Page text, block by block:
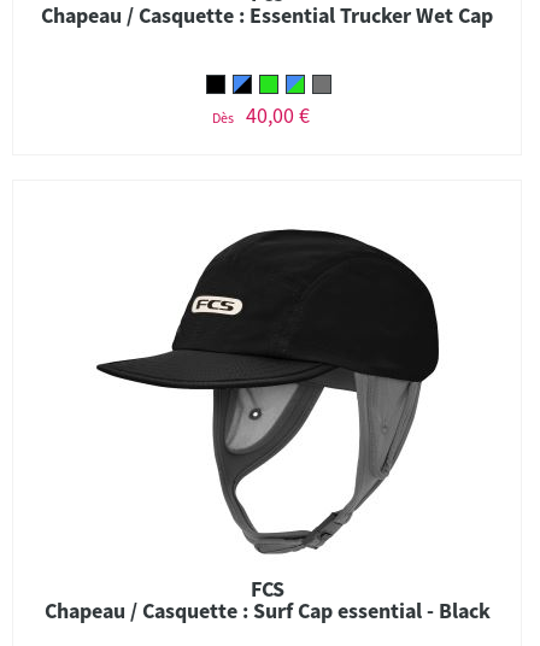
Chapeau / Casquette : Essential Trucker Wet Cap
Dès 40,00 €
FCS
Chapeau / Casquette : Surf Cap essential - Black